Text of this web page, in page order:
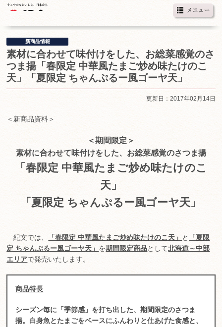
新商品情報
素材に合わせて味付けをした、お総菜感覚のさ
つま揚「春限定 中華風たまご炒め味たけのこ
天」「夏限定 ちゃんぷるー風ゴーヤ天」
更新日：2017年02月14日
＜新商品資料＞
＜期間限定＞
素材に合わせて味付けをした、お総菜感覚のさつま揚
「春限定 中華風たまご炒め味たけのこ
天」
「夏限定 ちゃんぷるー風ゴーヤ天」
紀文では、 「春限定 中華風たまご炒め味たけのこ天」 と
「夏限
定 ちゃんぷるー風ゴーヤ天」 を期間限定商品として北海道～中部
エリアで発売いたします。
商品特長
シーズン毎に「季節感」を打ち出した、期間限定のさつま
揚。白身魚とたまごをベースにふんわりと仕あげた食感と、